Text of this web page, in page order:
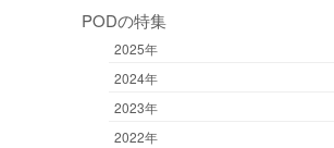
PODの特集
2025年
2024年
2023年
2022年